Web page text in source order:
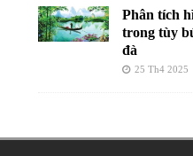
Phân tích
trong tùy
đà
25 Th4 2025